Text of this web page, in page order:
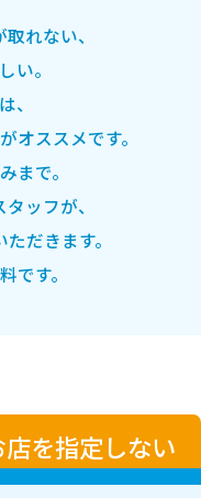
れない、
い。
、
オススメです。
まで。
ッフが、
だきます。
です。
店を指定しない